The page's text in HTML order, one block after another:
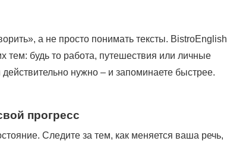
а не просто понимать тексты. BistroEnglish
тем: будь то работа, путешествия или личные
нужно – и запоминаете быстрее.
прогресс
Следите за тем, как меняется ваша речь,